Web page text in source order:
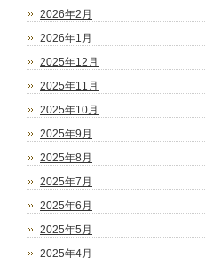
2026年2月
2026年1月
2025年12月
2025年11月
2025年10月
2025年9月
2025年8月
2025年7月
2025年6月
2025年5月
2025年4月